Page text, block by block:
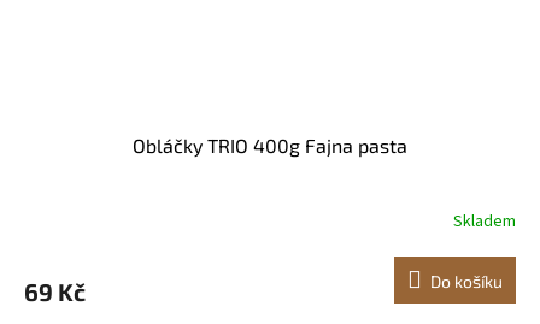
Obláčky TRIO 400g Fajna pasta
Skladem
69 Kč Do košíku